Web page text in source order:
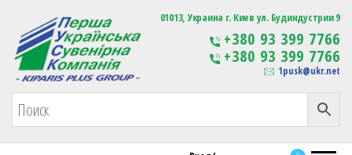
Первая Украинская Сувенирная Компания Изготовление
сувенирной продукции
с логотипом
01013, Украина г. Киев ул. Будиндустрии 9
+380 93 399 7766
+380 93 399 7766
1pusk@ukr.net